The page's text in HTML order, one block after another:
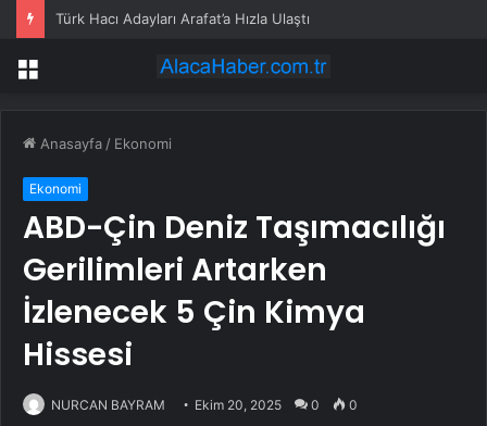
Türk Hacı Adayları Arafat’a Hızla Ulaştı
Menü
Anasayfa / Ekonomi
Ekonomi
ABD-Çin Deniz Taşımacılığı
Gerilimleri Artarken
İzlenecek 5 Çin Kimya
Hissesi
NURCAN BAYRAM Ekim 20, 2025 0 0